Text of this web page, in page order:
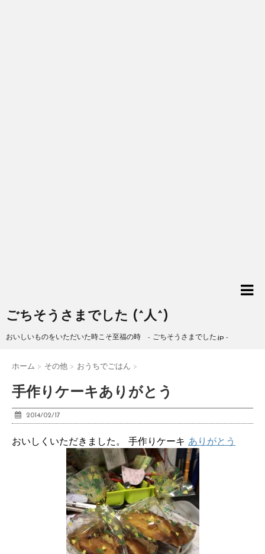
ごちそうさまでした (^人^)
おいしいものをいただいた時こそ至福の時 - ごちそうさまでした.jp -
ホーム > その他 > おうちでごはん >
手作りケーキありがとう
2014/02/17
おいしくいただきました。 手作りケーキ ありがとう